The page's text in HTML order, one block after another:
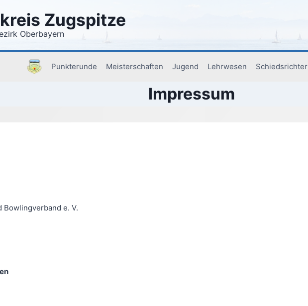
Zugspitze
Oberbayern
Punkterunde Meisterschaften Jugend Lehrwesen Schiedsrichter
Impressum
e. V.